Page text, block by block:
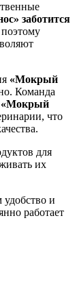
заботится
«Мокрый
Команда
«Мокрый
что
для
их
удобство и
работает